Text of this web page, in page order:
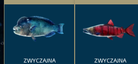
ZWYCZAJNA ZWYCZAJNA